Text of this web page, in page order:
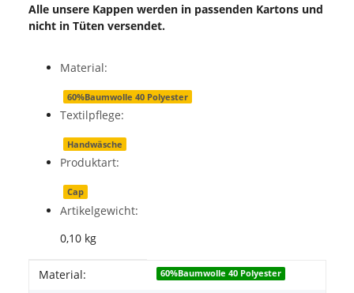
Alle unsere Kappen werden in passenden Kartons und
nicht in Tüten versendet.
Material:
60%Baumwolle 40 Polyester
Textilpflege:
Handwäsche
Produktart:
Cap
Artikelgewicht:
0,10 kg
Produkteigenschaft
Wert
Material: 60%Baumwolle 40 Polyester